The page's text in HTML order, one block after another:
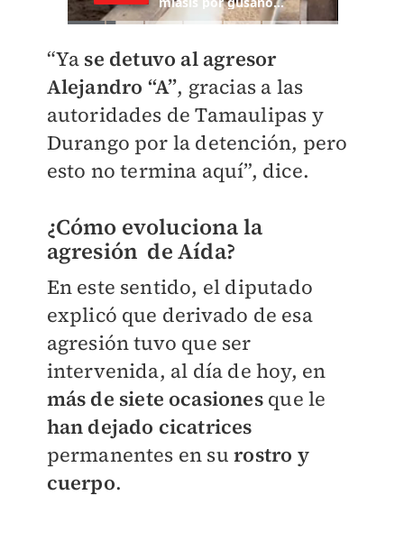
“Ya se detuvo al agresor
Alejandro “A”, gracias a las
autoridades de Tamaulipas y
Durango por la detención, pero
esto no termina aquí”, dice.
¿Cómo evoluciona la
agresión de Aída?
En este sentido, el diputado
explicó que derivado de esa
agresión tuvo que ser
intervenida, al día de hoy, en
más de siete ocasionesque le
han dejado cicatrices
permanentes en surostro y
cuerpo.